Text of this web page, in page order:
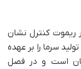
ریموت کنترل نشان
سرما را بر عهده
است و در فصل